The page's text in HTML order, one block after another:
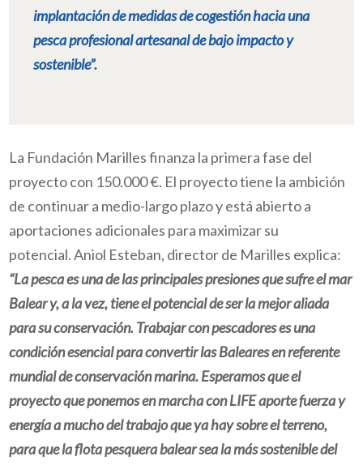
implantación de medidas de cogestión hacia una
pesca profesional artesanal de bajo impacto y
sostenible”.
La Fundación Marilles finanza la primera fase del
proyecto con 150.000 €. El proyecto tiene la ambición
de continuar a medio-largo plazo y está abierto a
aportaciones adicionales para maximizar su
potencial. Aniol Esteban, director de Marilles explica:
“La pesca es una de las principales presiones que sufre el mar
Balear y, a la vez, tiene el potencial de ser la mejor aliada
para su conservación. Trabajar con pescadores es una
condición esencial para convertir las Baleares en referente
mundial de conservación marina. Esperamos que el
proyecto que ponemos en marcha con LIFE aporte fuerza y
energía a mucho del trabajo que ya hay sobre el terreno,
para que la flota pesquera balear sea la más sostenible del